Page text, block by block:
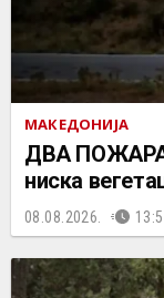
МАКЕДОНИЈА
ДВА
ниска
08.08.2026.